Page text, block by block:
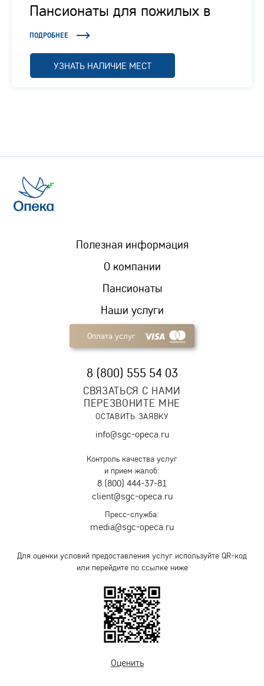
Пансионаты для пожилых в
Подмосковье
ПОДРОБНЕЕ
УЗНАТЬ НАЛИЧИЕ МЕСТ
Пансионаты
Наши услуги
Полезная информация
О компании
Оплата услуг
8 (800) 555 54 03
СВЯЗАТЬСЯ С НАМИ
ПЕРЕЗВОНИТЕ МНЕ
ОСТАВИТЬ ЗАЯВКУ
info@sgc-opeca.ru
Контроль качества услуг
и прием жалоб:
8 (800) 444-37-81
client@sgc-opeca.ru
Пресс-служба:
media@sgc-opeca.ru
Для оценки условий предоставления услуг используйте QR-код
или перейдите по ссылке ниже
Оценить